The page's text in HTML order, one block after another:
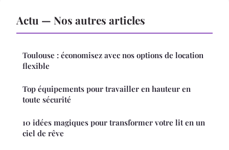
Actu — Nos autres articles
Toulouse : économisez avec nos options de location
flexible
Top équipements pour travailler en hauteur en
toute sécurité
10 idées magiques pour transformer votre lit en un
ciel de rêve